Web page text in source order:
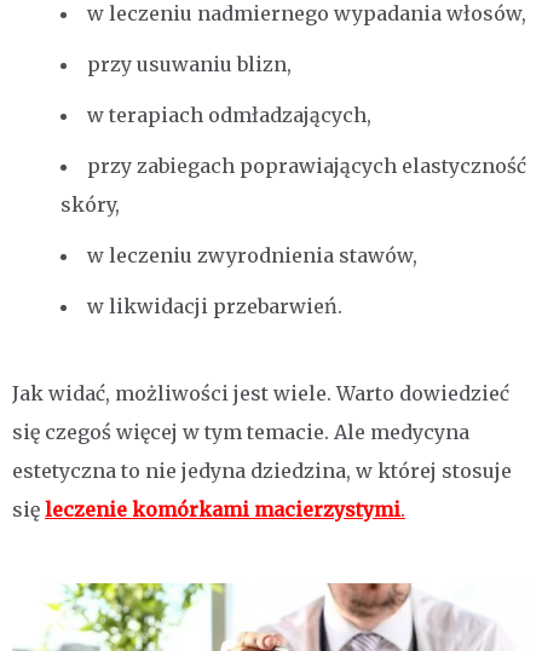
w leczeniu nadmiernego wypadania włosów,
przy usuwaniu blizn,
w terapiach odmładzających,
przy zabiegach poprawiających elastyczność
skóry,
w leczeniu zwyrodnienia stawów,
w likwidacji przebarwień.
Jak widać, możliwości jest wiele. Warto dowiedzieć
się czegoś więcej w tym temacie. Ale medycyna
estetyczna to nie jedyna dziedzina, w której stosuje
się leczenie komórkami macierzystymi.